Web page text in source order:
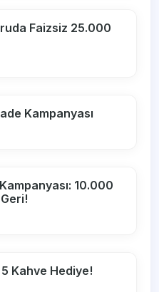
Faizsiz 25.000
Kampanyası
10.000
Kahve Hediye!